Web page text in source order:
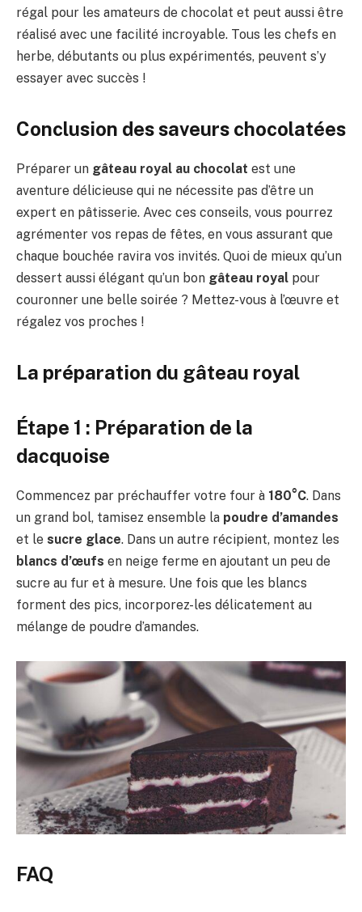
régal pour les amateurs de chocolat et peut aussi être
réalisé avec une facilité incroyable. Tous les chefs en
herbe, débutants ou plus expérimentés, peuvent s’y
essayer avec succès !
Conclusion des saveurs chocolatées
Préparer un gâteau royal au chocolat est une
aventure délicieuse qui ne nécessite pas d’être un
expert en pâtisserie. Avec ces conseils, vous pourrez
agrémenter vos repas de fêtes, en vous assurant que
chaque bouchée ravira vos invités. Quoi de mieux qu’un
dessert aussi élégant qu’un bon gâteau royal pour
couronner une belle soirée ? Mettez-vous à l’œuvre et
régalez vos proches !
La préparation du gâteau royal
Étape 1 : Préparation de la
dacquoise
Commencez par préchauffer votre four à 180°C. Dans
un grand bol, tamisez ensemble la poudre d’amandes
et le sucre glace. Dans un autre récipient, montez les
blancs d’œufs en neige ferme en ajoutant un peu de
sucre au fur et à mesure. Une fois que les blancs
forment des pics, incorporez-les délicatement au
mélange de poudre d’amandes.
FAQ